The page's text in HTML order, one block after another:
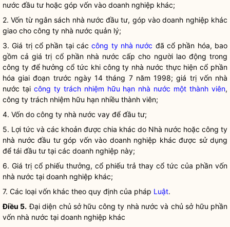
nước đầu tư hoặc góp vốn vào doanh nghiệp khác;
2. Vốn từ ngân sách nhà nước đầu tư, góp vào doanh nghiệp khác
giao cho công ty nhà nước quản lý;
3. Giá trị cổ phần tại cáccông ty nhà nước đã cổ phần hóa, bao
gồm cả giá trị cổ phần nhà nước cấp cho người lao động trong
công ty để hưởng cổ tức khi công ty nhà nước thực hiện cổ phần
hóa giai đoạn trước ngày 14 tháng 7 năm 1998; giá trị vốn nhà
nước tại công ty trách nhiệm hữu hạn nhà nước một thành viên,
công ty trách nhiệm hữu hạn nhiều thành viên;
4. Vốn do công ty nhà nước vay để đầu tư;
5. Lợi tức và các khoản được chia khác do Nhà nước hoặc công ty
nhà nước đầu tư góp vốn vào doanh nghiệp khác được sử dụng
để tái đầu tư tại các doanh nghiệp này;
6. Giá trị cổ phiếu thưởng, cổ phiếu trả thay cổ tức của phần vốn
nhà nước tại doanh nghiệp khác;
7. Các loại vốn khác theo quy định của pháp Luật.
Điều 5. Đại diện chủ sở hữu công ty nhà nước và chủ sở hữu phần
vốn nhà nước tại doanh nghiệp khác